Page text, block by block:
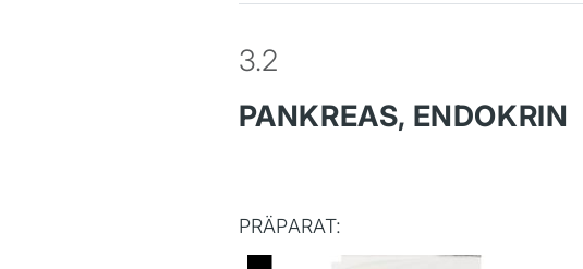
3.2
PANKREAS, ENDOKRIN
PRÄPARAT: